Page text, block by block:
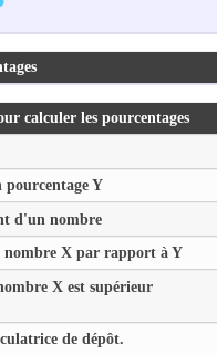
calculer les pourcentages
pourcentageY
d'un nombre
nombre Xpar rapport àY
Xest supérieur
de dépôt.